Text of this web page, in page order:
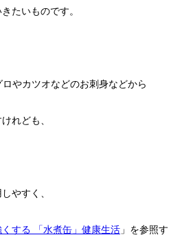
たいものです。
やカツオなどのお刺身などから
れども、
やすく、
くする 「水煮缶」健康生活」 を参照す